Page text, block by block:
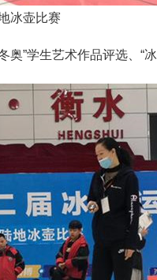
冰壶比赛
”学生艺术作品评选、“